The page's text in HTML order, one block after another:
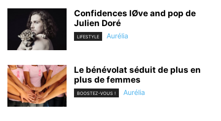
Confidences lØve and pop de
Julien Doré
LIFESTYLE Aurélia
Le bénévolat séduit de plus en
plus de femmes
BOOSTEZ-VOUS ! Aurélia